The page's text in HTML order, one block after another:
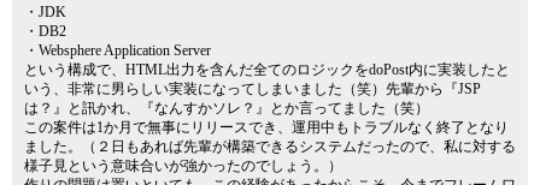
・JDK
・DB2
・Websphere Application Server
という構成で、HTML出力を含んだ全てのロジックをdoPost内に実装したと
いう、非常に男らしい実装になってしまいました（笑）先輩から『JSP
は？』と訊かれ、『なんすかソレ？』とか言ってました（笑）
この案件は1か月で無事にリリースでき、運用中もトラブルなく終了となり
ました。（２日もあれば先輩が構築できるシステムだったので、私に対する
様子見という意味合いが強かったのでしょう。）